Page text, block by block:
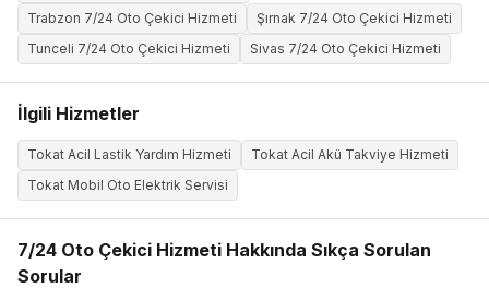
Trabzon 7/24 Oto Çekici Hizmeti
Şırnak 7/24 Oto Çekici Hizmeti
Tunceli 7/24 Oto Çekici Hizmeti
Sivas 7/24 Oto Çekici Hizmeti
İlgili Hizmetler
Tokat Acil Lastik Yardım Hizmeti
Tokat Acil Akü Takviye Hizmeti
Tokat Mobil Oto Elektrik Servisi
7/24 Oto Çekici Hizmeti Hakkında Sıkça Sorulan
Sorular